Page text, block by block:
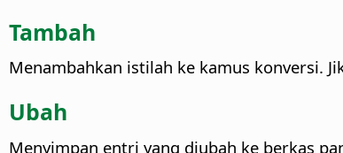
Tambah
Menambahkan istilah ke kamus konversi.
Ubah
Menyimpan entri yang diubah ke berkas